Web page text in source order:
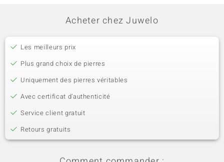
Acheter chez Juwelo
Les meilleurs prix
Plus grand choix de pierres
Uniquement des pierres véritables
Avec certificat d’authenticité
Service client gratuit
Retours gratuits